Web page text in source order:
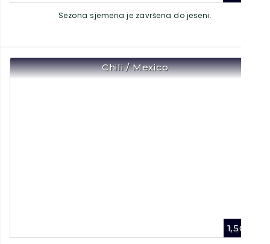
Sezona sjemena je završena do jeseni.
Chili / Mexico
1,50